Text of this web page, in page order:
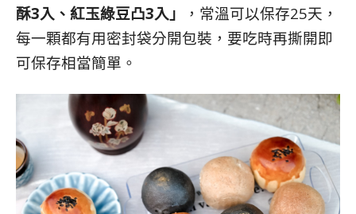
酥3入、紅玉綠豆凸3入」
，常溫可以保存25天，
每一顆都有用密封袋分開包裝，要吃時再撕開即
可保存相當簡單。